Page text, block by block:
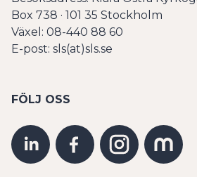
Box 738 · 101 35 Stockholm
Växel: 08-440 88 60
E-post: sls(at)sls.se
FÖLJ OSS